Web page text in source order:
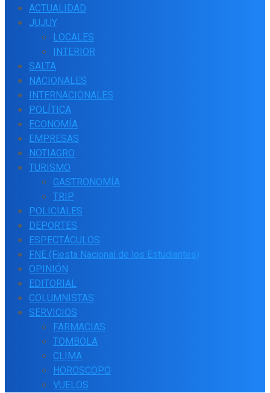
ACTUALIDAD
JUJUY
LOCALES
INTERIOR
SALTA
NACIONALES
INTERNACIONALES
POLÍTICA
ECONOMÍA
EMPRESAS
NOTIAGRO
TURISMO
GASTRONOMÍA
TRIP
POLICIALES
DEPORTES
ESPECTÁCULOS
FNE (Fiesta Nacional de los Estudiantes)
OPINIÓN
EDITORIAL
COLUMNISTAS
SERVICIOS
FARMACIAS
TOMBOLA
CLIMA
HOROSCOPO
VUELOS